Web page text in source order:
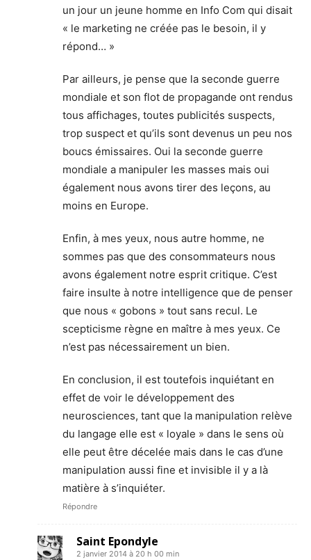
un jour un jeune homme en Info Com qui disait
« le marketing ne créée pas le besoin, il y
répond… »
Par ailleurs, je pense que la seconde guerre
mondiale et son flot de propagande ont rendus
tous affichages, toutes publicités suspects,
trop suspect et qu’ils sont devenus un peu nos
boucs émissaires. Oui la seconde guerre
mondiale a manipuler les masses mais oui
également nous avons tirer des leçons, au
moins en Europe.
Enfin, à mes yeux, nous autre homme, ne
sommes pas que des consommateurs nous
avons également notre esprit critique. C’est
faire insulte à notre intelligence que de penser
que nous « gobons » tout sans recul. Le
scepticisme règne en maître à mes yeux. Ce
n’est pas nécessairement un bien.
En conclusion, il est toutefois inquiétant en
effet de voir le développement des
neurosciences, tant que la manipulation relève
du langage elle est « loyale » dans le sens où
elle peut être décelée mais dans le cas d’une
manipulation aussi fine et invisible il y a là
matière à s’inquiéter.
Répondre
Saint Epondyle
2 janvier 2014 à 20 h 00 min